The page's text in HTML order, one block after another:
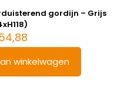
gordijn – Grijs
winkelwagen